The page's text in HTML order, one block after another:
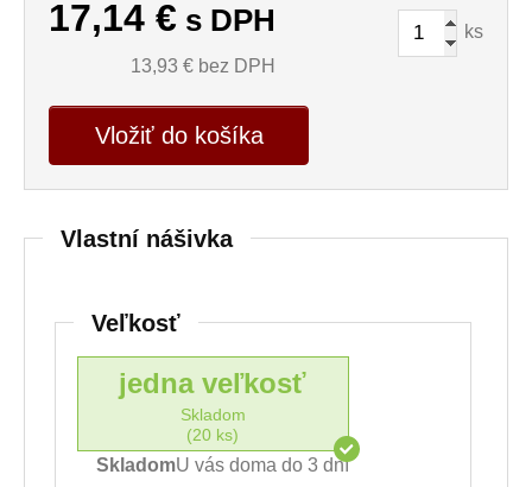
17,14 € s DPH
13,93 € bez DPH
ks
Vložiť do košíka
Vlastní nášivka
Veľkosť
jedna veľkosť
Skladom
(20 ks)
SkladomU vás doma do 3 dní